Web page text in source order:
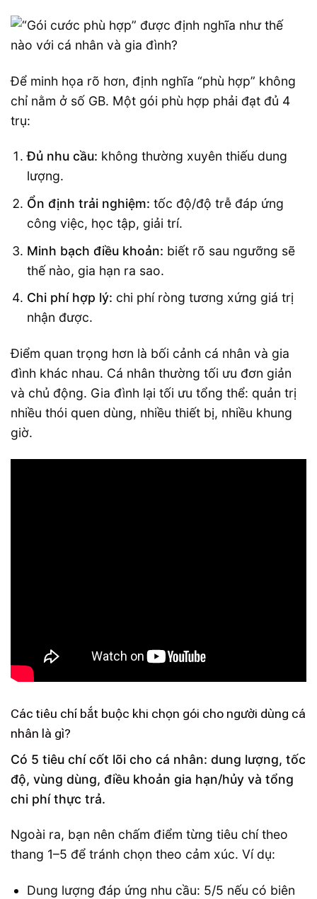
Để minh họa rõ hơn, định nghĩa “phù hợp” không
chỉ nằm ở số GB. Một gói phù hợp phải đạt đủ 4
trụ:
Đủ nhu cầu: không thường xuyên thiếu dung
lượng.
Ổn định trải nghiệm: tốc độ/độ trễ đáp ứng
công việc, học tập, giải trí.
Minh bạch điều khoản: biết rõ sau ngưỡng sẽ
thế nào, gia hạn ra sao.
Chi phí hợp lý: chi phí ròng tương xứng giá trị
nhận được.
Điểm quan trọng hơn là bối cảnh cá nhân và gia
đình khác nhau. Cá nhân thường tối ưu đơn giản
và chủ động. Gia đình lại tối ưu tổng thể: quản trị
nhiều thói quen dùng, nhiều thiết bị, nhiều khung
giờ.
Các tiêu chí bắt buộc khi chọn gói cho người dùng cá
nhân là gì?
Có 5 tiêu chí cốt lõi cho cá nhân: dung lượng, tốc
độ, vùng dùng, điều khoản gia hạn/hủy và tổng
chi phí thực trả.
Ngoài ra, bạn nên chấm điểm từng tiêu chí theo
thang 1–5 để tránh chọn theo cảm xúc. Ví dụ:
Dung lượng đáp ứng nhu cầu: 5/5 nếu có biên